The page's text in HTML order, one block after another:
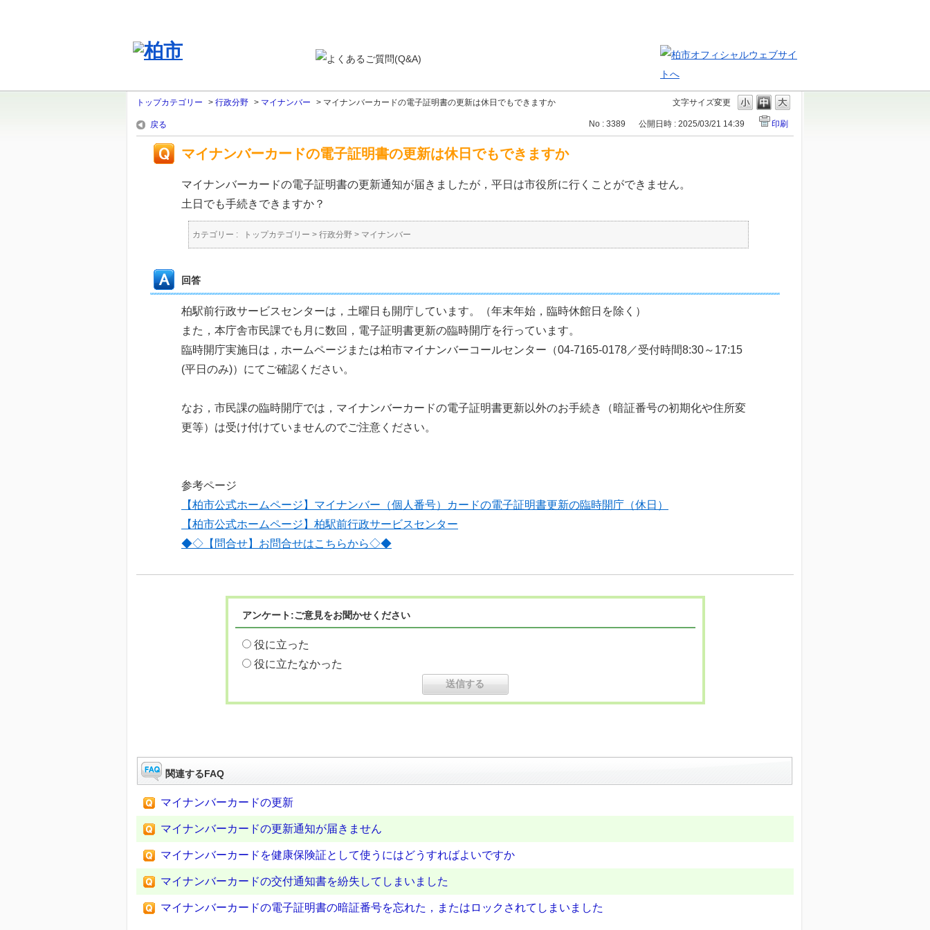
文字サイズ変更
トップカテゴリー > 行政分野 > マイナンバー > マイナンバーカードの電子証明書の更新は休日でもできますか
戻る No : 3389 公開日時 : 2025/03/21 14:39 印刷
マイナンバーカードの電子証明書の更新は休日でもできますか
マイナンバーカードの電子証明書の更新通知が届きましたが，平日は市役所に行くことができません。
土日でも手続きできますか？
カテゴリー : トップカテゴリー > 行政分野 > マイナンバー
回答
柏駅前行政サービスセンターは，土曜日も開庁しています。（年末年始，臨時休館日を除く）
また，本庁舎市民課でも月に数回，電子証明書更新の臨時開庁を行っています。
臨時開庁実施日は，ホームページまたは柏市マイナンバーコールセンター（04-7165-0178／受付時間8:30～17:15
(平日のみ)）にてご確認ください。
なお，市民課の臨時開庁では，マイナンバーカードの電子証明書更新以外のお手続き（暗証番号の初期化や住所変
更等）は受け付けていませんのでご注意ください。
参考ページ
【柏市公式ホームページ】 マイナンバー（個人番号）カードの電子証明書更新の臨時開庁（休日）
【柏市公式ホームページ】 柏駅前行政サービスセンター
◆◇【問合せ】お問合せはこちらから◇◆
アンケート:ご意見をお聞かせください
役に立った
役に立たなかった
関連するFAQ
マイナンバーカードの更新
マイナンバーカードの更新通知が届きません
マイナンバーカードを健康保険証として使うにはどうすればよいですか
マイナンバーカードの交付通知書を紛失してしまいました
マイナンバーカードの電子証明書の暗証番号を忘れた，またはロックされてしまいました